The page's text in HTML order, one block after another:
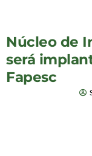
Núcleo de
será
Fapesc